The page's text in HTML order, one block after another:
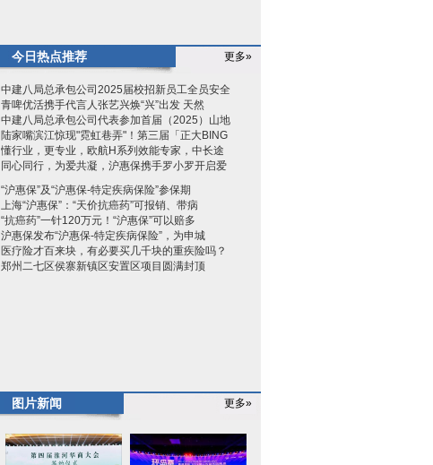
今日热点推荐 更多»
中建八局总承包公司2025届校招新员工全员安全
青啤优活携手代言人张艺兴焕“兴”出发 天然
中建八局总承包公司代表参加首届（2025）山地
陆家嘴滨江惊现"霓虹巷弄"！第三届「正大BING
懂行业，更专业，欧航H系列效能专家，中长途
同心同行，为爱共凝，沪惠保携手罗小罗开启爱
“沪惠保”及“沪惠保-特定疾病保险”参保期
上海“沪惠保”：“天价抗癌药”可报销、带病
“抗癌药”一针120万元！“沪惠保”可以赔多
沪惠保发布“沪惠保-特定疾病保险”，为申城
医疗险才百来块，有必要买几千块的重疾险吗？
郑州二七区侯寨新镇区安置区项目圆满封顶
图片新闻 更多»